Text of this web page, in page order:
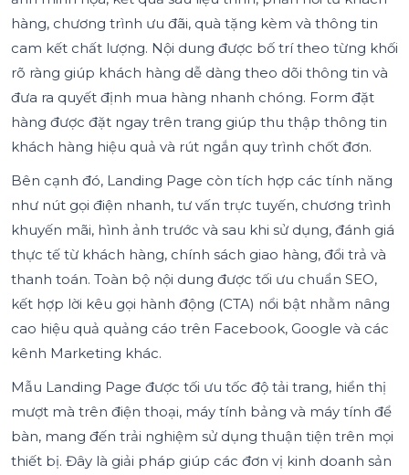
hàng, chương trình ưu đãi, quà tặng kèm và thông tin
cam kết chất lượng. Nội dung được bố trí theo từng khối
rõ ràng giúp khách hàng dễ dàng theo dõi thông tin và
đưa ra quyết định mua hàng nhanh chóng. Form đặt
hàng được đặt ngay trên trang giúp thu thập thông tin
khách hàng hiệu quả và rút ngắn quy trình chốt đơn.
Bên cạnh đó, Landing Page còn tích hợp các tính năng
như nút gọi điện nhanh, tư vấn trực tuyến, chương trình
khuyến mãi, hình ảnh trước và sau khi sử dụng, đánh giá
thực tế từ khách hàng, chính sách giao hàng, đổi trả và
thanh toán. Toàn bộ nội dung được tối ưu chuẩn SEO,
kết hợp lời kêu gọi hành động (CTA) nổi bật nhằm nâng
cao hiệu quả quảng cáo trên Facebook, Google và các
kênh Marketing khác.
Mẫu Landing Page được tối ưu tốc độ tải trang, hiển thị
mượt mà trên điện thoại, máy tính bảng và máy tính để
bàn, mang đến trải nghiệm sử dụng thuận tiện trên mọi
thiết bị. Đây là giải pháp giúp các đơn vị kinh doanh sản